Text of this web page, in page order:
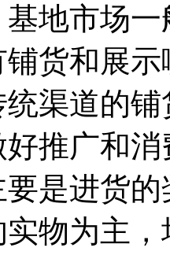
地市场
货和展
渠道的
推广和
是进货
物为主